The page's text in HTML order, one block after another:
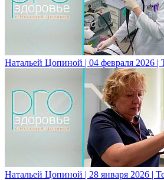
Натальей Цопиной | 04 февраля 2026 |
Натальей Цопиной | 28 января 2026 |